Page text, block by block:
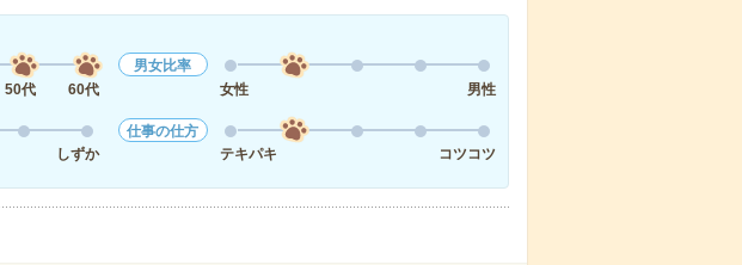
50代 60代
男女比率
女性
男性
しずか
仕事の仕方
テキパキ
コツコツ